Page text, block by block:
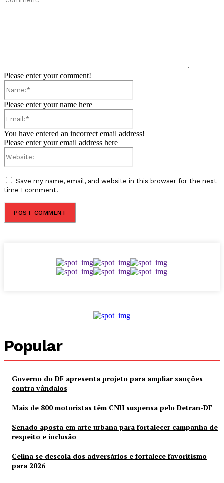
Please enter your comment!
Please enter your name here
You have entered an incorrect email address!
Please enter your email address here
Save my name, email, and website in this browser for the next
time I comment.
Popular
Governo do DF apresenta projeto para ampliar sanções
contra vândalos
Mais de 800 motoristas têm CNH suspensa pelo Detran-DF
Senado aposta em arte urbana para fortalecer campanha de
respeito e inclusão
Celina se descola dos adversários e fortalece favoritismo
para 2026